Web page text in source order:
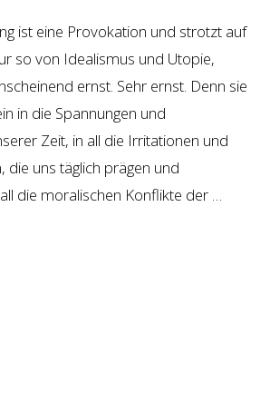
ist eine Provokation und strotzt auf
so von Idealismus und Utopie,
ernst. Sehr ernst. Denn sie
in die Spannungen und
Zeit, in all die Irritationen und
die uns täglich prägen und
die moralischen Konflikte der …